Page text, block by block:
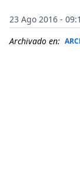
23 Ago 2016 -
Archivado en: